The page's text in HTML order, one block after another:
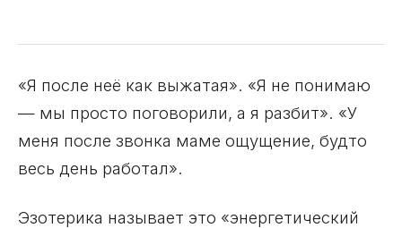
«Я после неё как выжатая». «Я не понимаю
— мы просто поговорили, а я разбит». «У
меня после звонка маме ощущение, будто
весь день работал».
Эзотерика называет это «энергетический